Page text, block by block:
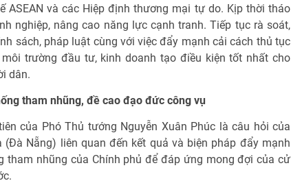
ASEAN và các Hiệp định thương mại tự do. Kịp thời tháo
nghiệp, nâng cao năng lực cạnh tranh. Tiếp tục rà soát,
sách, pháp luật cùng với việc đẩy mạnh cải cách thủ tục
trường đầu tư, kinh doanh tạo điều kiện tốt nhất cho
dân.
tham nhũng, đề cao đạo đức công vụ
của Phó Thủ tướng Nguyễn Xuân Phúc là câu hỏi của
(Đà Nẵng) liên quan đến kết quả và biện pháp đẩy mạnh
tham nhũng của Chính phủ để đáp ứng mong đợi của cử